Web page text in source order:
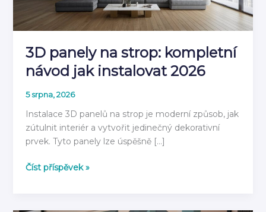
3D panely na strop: kompletní
návod jak instalovat 2026
5 srpna, 2026
Instalace 3D panelů na strop je moderní způsob, jak
zútulnit interiér a vytvořit jedinečný dekorativní
prvek. Tyto panely lze úspěšně […]
3D
strop:
Číst příspěvek »